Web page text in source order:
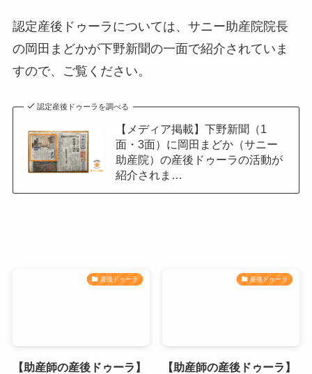
認定産後ドゥーラについては、サニー助産院院長
の岡田まどかが下野新聞の一面で紹介されていま
すので、ご覧ください。
認定産後ドゥーラを調べる
【メディア掲載】下野新聞（1
面・3面）に岡田まどか（サニー
助産院）の産後ドゥーラの活動が
紹介されま…
産後ドゥーラ
【助産師の産後ドゥーラ】
産後ドゥーラ
【助産師の産後ドゥーラ】